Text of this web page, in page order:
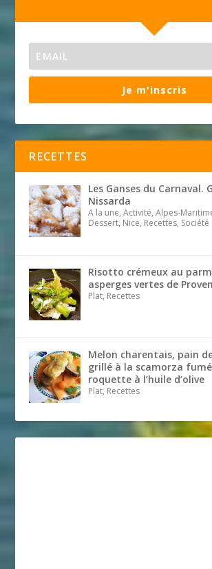
Je m'inscris
RECETTES
Les Ganses du Carnaval.
Nissarda
A la une, Activité, Alpes-
Dessert, Nice, Recettes, Société
Risotto crémeux au
asperges vertes de
Plat, Recettes
Melon charentais, pain
grillé à la scamorza
roquette à l’huile d’olive
Plat, Recettes